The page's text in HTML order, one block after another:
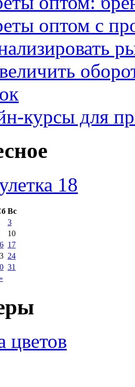
оптом с
курсы для
18
Вс
3
10
17
24
31
цветов